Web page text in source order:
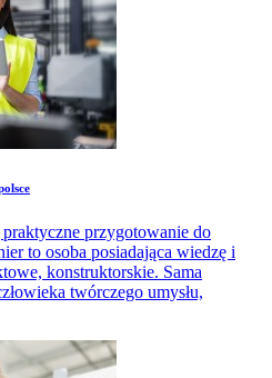
przygotowanie do
to osoba posiadająca wiedzę i
konstruktorskie. Sama
twórczego umysłu,